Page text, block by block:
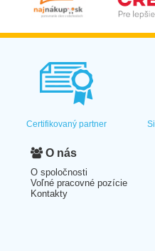
Certifikovaný partner
O nás
O spoločnosti
Voľné pracovné pozície
Kontakty